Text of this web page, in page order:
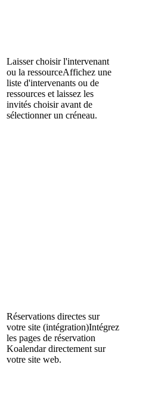
Laisser choisir l'intervenant
ou la ressourceAffichez une
liste d'intervenants ou de
ressources et laissez les
invités choisir avant de
sélectionner un créneau.
Réservations directes sur
votre site (intégration)Intégrez
les pages de réservation
Koalendar directement sur
votre site web.